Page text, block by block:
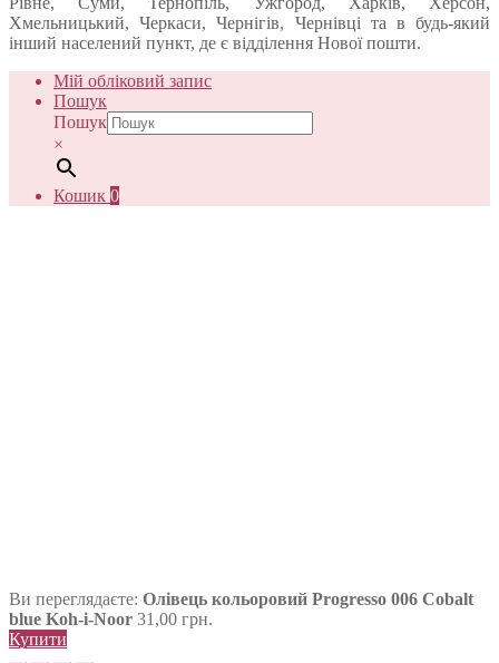
Хмельницький, Черкаси, Чернігів, Чернівці та в будь-який
інший населений пункт, де є відділення Нової пошти.
Мій обліковий запис
Пошук
Пошук
×
Кошик 0
Ви переглядаєте: Олівець кольоровий Progresso 006 Cobalt
blue Koh-i-Noor 31,00 грн.
Купити